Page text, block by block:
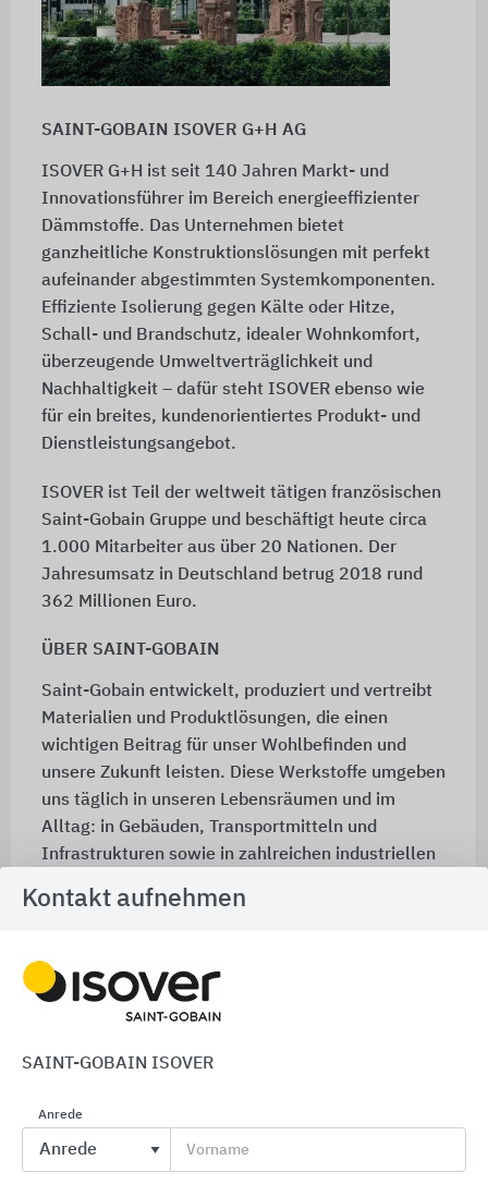
SAINT-GOBAIN ISOVER G+H AG
ISOVER G+H ist seit 140 Jahren Markt- und
Innovationsführer im Bereich energieeffizienter
Dämmstoffe. Das Unternehmen bietet
ganzheitliche Konstruktionslösungen mit perfekt
aufeinander abgestimmten Systemkomponenten.
Effiziente Isolierung gegen Kälte oder Hitze,
Schall- und Brandschutz, idealer Wohnkomfort,
überzeugende Umweltverträglichkeit und
Nachhaltigkeit – dafür steht ISOVER ebenso wie
für ein breites, kundenorientiertes Produkt- und
Dienstleistungsangebot.
ISOVER ist Teil der weltweit tätigen französischen
Saint-Gobain Gruppe und beschäftigt heute circa
1.000 Mitarbeiter aus über 20 Nationen. Der
Jahresumsatz in Deutschland betrug 2018 rund
362 Millionen Euro.
ÜBER SAINT-GOBAIN
Saint-Gobain entwickelt, produziert und vertreibt
Materialien und Produktlösungen, die einen
wichtigen Beitrag für unser Wohlbefinden und
unsere Zukunft leisten. Diese Werkstoffe umgeben
uns täglich in unseren Lebensräumen und im
Alltag: in Gebäuden, Transportmitteln und
Infrastrukturen sowie in zahlreichen industriellen
Komfort, Leistung und Sicherheit und
des nachhaltigen Bauens, des effizienten
Umgangs mit Ressourcen und des Klimawandels.
Mehr als 180.000 Mitarbeiter in 67 Ländern
Mrd. Euro. Auf der Website www.saint-gobain.de
erhalten Sie weitere Informationen zu Saint-
Gobain.
Kontakt aufnehmen
SAINT-GOBAIN ISOVER
Anrede
Vorname